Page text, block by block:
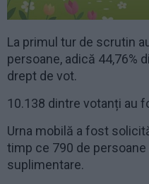
La primul tur de scrutin
persoane, adică 44,76%
drept de vot.
10.138 dintre votanți au
Urna mobilă a fost
timp ce 790 de
suplimentare.